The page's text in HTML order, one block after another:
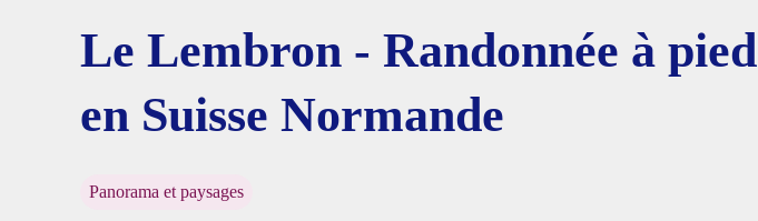
Voir l'image en plein écran
Le Lembron - Randonnée à pied
en Suisse Normande
Panorama et paysages